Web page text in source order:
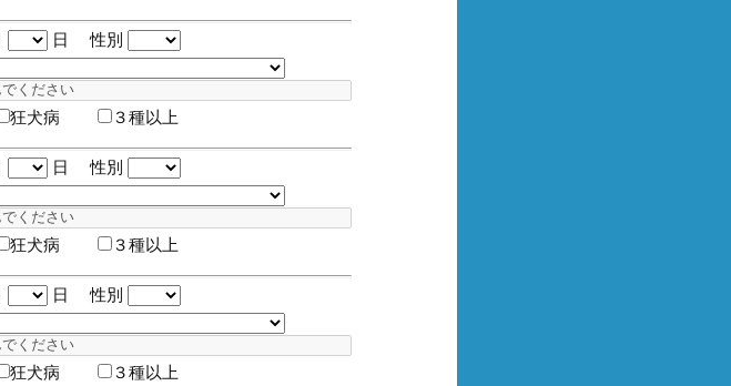
日 性別
狂犬病 ３種以上
日 性別
狂犬病 ３種以上
日 性別
狂犬病 ３種以上